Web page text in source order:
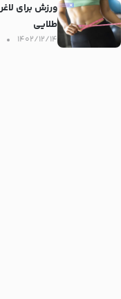
طلایی
۱۴۰۲/۱۲/۱۴